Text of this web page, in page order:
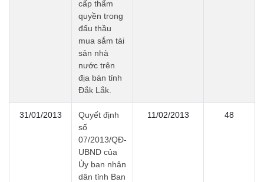
cấp thẩm
quyền trong
đấu thầu
mua sắm tài
sản nhà
nước trên
địa bàn tỉnh
Đắk Lắk.
31/01/2013
Quyết định
số
07/2013/QĐ-
UBND của
Ủy ban nhân
dân tỉnh Ban
11/02/2013 48